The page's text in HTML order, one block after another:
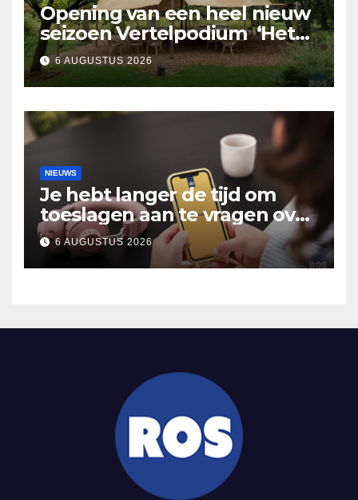
Opening van een heel nieuw
seizoen Vertelpodium ‘Het
Lopende Vuur’. Landelijke
verhalen in Bomentuin D’n
Hooidonk
6 AUGUSTUS 2026
NIEUWS
Je hebt langer de tijd om
toeslagen aan te vragen over
2025
6 AUGUSTUS 2026